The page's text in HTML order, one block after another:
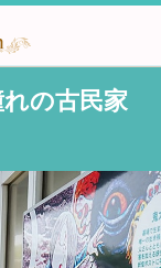
の古民家